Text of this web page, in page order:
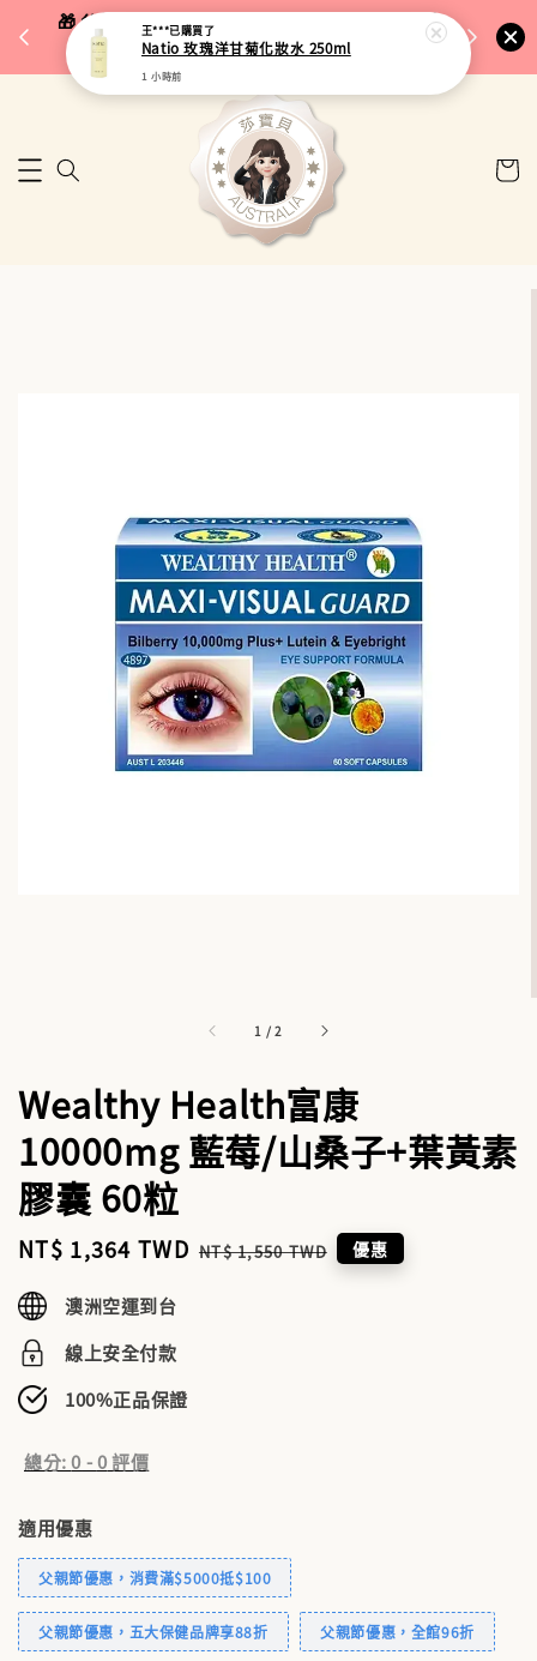
🎁 父親節限定｜全館96折・指定品牌88折｜滿
$5,000再折$100
🚚 台
1 /2
Wealthy Health富康
10000mg 藍莓/山桑子+葉黃素
膠囊 60粒
Sale
NT$ 1,364 TWD Regular
NT$ 1,550 TWD 優惠
澳洲空運到台
線上安全付款
100%正品保證
總分:0 -0評價
適用優惠
父親節優惠，消費滿$5000抵$100
父親節優惠，五大保健品牌享88折 父親節優惠，全館96折
王***已購買了
Natio 玫瑰洋甘菊化妝水 250ml
1 小時前